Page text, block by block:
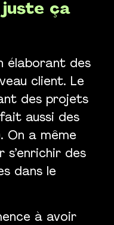
ça
élaborant des
client. Le
des projets
aussi des
On a même
s’enrichir des
dans le
à avoir